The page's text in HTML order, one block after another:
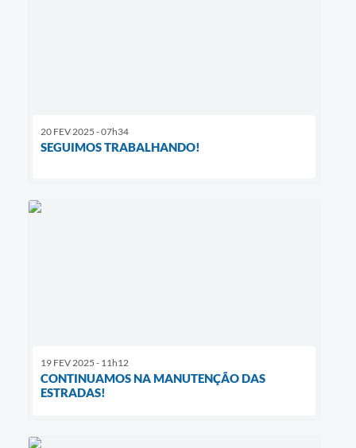
20 FEV 2025 - 07h34
SEGUIMOS TRABALHANDO!
19 FEV 2025 - 11h12
CONTINUAMOS NA MANUTENÇÃO DAS
ESTRADAS!